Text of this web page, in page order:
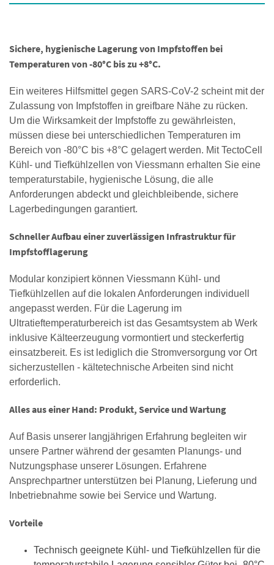
Sichere, hygienische Lagerung von Impfstoffen bei
Temperaturen von -80°C bis zu +8°C.
Ein weiteres Hilfsmittel gegen SARS-CoV-2 scheint mit der
Zulassung von Impfstoffen in greifbare Nähe zu rücken.
Um die Wirksamkeit der Impfstoffe zu gewährleisten,
müssen diese bei unterschiedlichen Temperaturen im
Bereich von -80°C bis +8°C gelagert werden. Mit TectoCell
Kühl- und Tiefkühlzellen von Viessmann erhalten Sie eine
temperaturstabile, hygienische Lösung, die alle
Anforderungen abdeckt und gleichbleibende, sichere
Lagerbedingungen garantiert.
Schneller Aufbau einer zuverlässigen Infrastruktur für
Impfstofflagerung
Modular konzipiert können Viessmann Kühl- und
Tiefkühlzellen auf die lokalen Anforderungen individuell
angepasst werden. Für die Lagerung im
Ultratieftemperaturbereich ist das Gesamtsystem ab Werk
inklusive Kälteerzeugung vormontiert und steckerfertig
einsatzbereit. Es ist lediglich die Stromversorgung vor Ort
sicherzustellen - kältetechnische Arbeiten sind nicht
erforderlich.
Alles aus einer Hand: Produkt, Service und Wartung
Auf Basis unserer langjährigen Erfahrung begleiten wir
unsere Partner während der gesamten Planungs- und
Nutzungsphase unserer Lösungen. Erfahrene
Ansprechpartner unterstützen bei Planung, Lieferung und
Inbetriebnahme sowie bei Service und Wartung.
Vorteile
Technisch geeignete Kühl- und Tiefkühlzellen für die